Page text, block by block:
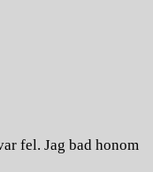
fel. Jag bad honom